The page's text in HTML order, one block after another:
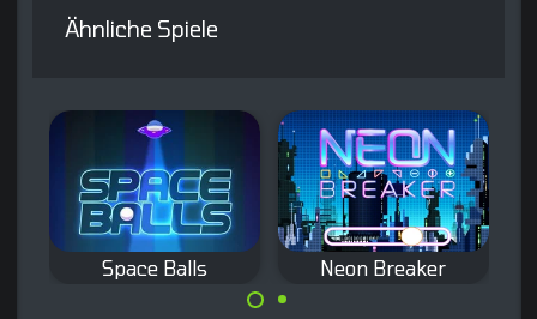
Ähnliche Spiele
Space Balls Neon Breaker